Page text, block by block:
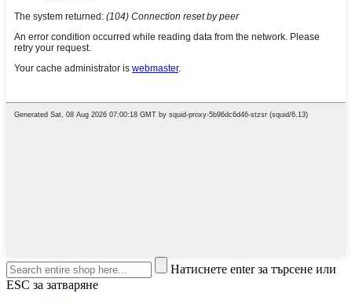
Натиснете enter за търсене или
ESC за затваряне